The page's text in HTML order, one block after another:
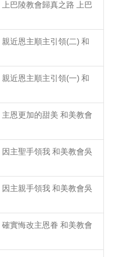
巴陵教會歸真之路 上巴
近恩主順主引領(二) 和
近恩主順主引領(一) 和
恩更加的甜美 和美教會
主聖手領我 和美教會吳
主親手領我 和美教會吳
實悔改主恩眷 和美教會